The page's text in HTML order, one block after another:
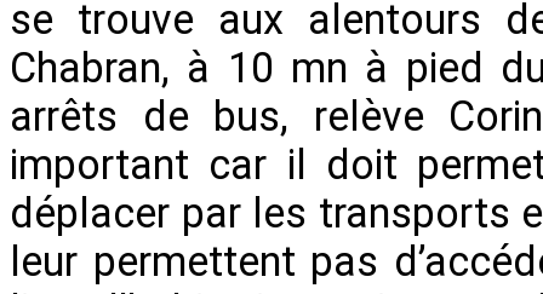
se trouve aux alentours
Chabran, à 10 mn à pied
arrêts de bus, relève
important car il doit
déplacer par les transports
leur permettent pas